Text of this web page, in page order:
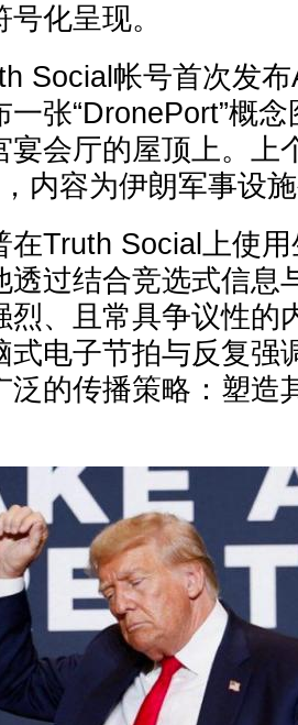
化呈现。
Social帐号首次发
张“DronePort”概
宴会厅的屋顶上。上
内容为伊朗军事设
在Truth Social上使
透过结合竞选式信息
烈、且常具争议性的
式电子节拍与反复强
泛的传播策略：塑造